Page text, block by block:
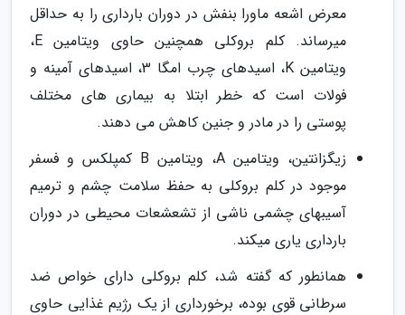
معرض اشعه ماورا بنفش در دوران بارداری را به حداقل
میرساند. کلم بروکلی همچنین حاوی ویتامین E،
ویتامین K، اسیدهای چرب امگا 3، اسیدهای آمینه و
فولات است که خطر ابتلا به بیماری های مختلف
پوستی را در مادر و جنین کاهش می دهند.
زیگزانتین، ویتامین A، ویتامین B کمپلکس و فسفر
موجود در کلم بروکلی به حفظ سلامت چشم و ترمیم
آسیبهای چشمی ناشی از تشعشعات محیطی در دوران
بارداری یاری میکند.
همانطور که گفته شد، کلم بروکلی دارای خواص ضد
سرطانی قوی بوده، برخورداری از یک رژیم غذایی حاوی